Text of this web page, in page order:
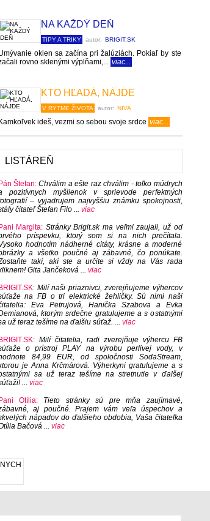
NA KAŽDÝ DEŇ
TIPY A TRIKY autor: BRIGIT.SK
okien sa začína pri žalúziách. Pokiaľ by ste
rovno sklenými výplňami,... viac...
KTO HĽADÁ, NÁJDE
V RYTME ŽIVOTA autor: NIVA
Kamkoľvek ideš, vezmi so sebou svoje srdce viac...
LISTÁREŇ
Pán Štefan:Chválim a ešte raz chválim - toľko múdrych
pozitívnych myšlienok v sprievode perfektných
– vyjadrujem najvyššiu známku spokojnosti,
čitateľ Štefan Filo ... viac
Pani Margita: Stránky Brigit.sk ma veľmi zaujali, už od
príspevku, ktorý som si na nich prečítala.
hodnotím nádherné citáty, krásne a moderné
a všetko poučné aj zábavné, čo ponúkate.
takí, akí ste a určite si vždy na Vás rada
Gita Jančeková ... viac
BRIGIT.SK:Milí naši priaznivci, zverejňujeme výhercov
na FB o tri elektrické žehličky. Sú nimi naši
Eva Petrujová, Hanička Szabova a Evka
ktorým srdečne gratulujeme a s ostatnými
už teraz tešíme na ďalšiu súťaž. ... viac
BRIGIT.SK:Milí čitatelia, radi zverejňuje výhercu FB
o prístroj PLAY na výrobu perlivej vody, v
84,99 EUR, od spoločnosti SodaStream,
je Anna Krčmárová. Výherkyni gratulujeme a s
sa už teraz tešíme na stretnutie v ďalšej
... viac
Pani Otília:Tieto stránky sú pre mňa zaujímavé,
aj poučné. Prajem vám veľa úspechov a
nápadov do ďalšieho obdobia, Vaša čitateľka
Bačová ... viac